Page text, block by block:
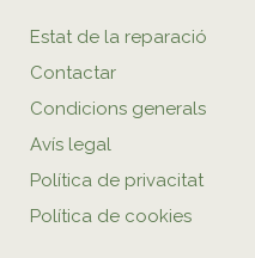
Estat de la reparació
Contactar
Condicions generals
Avís legal
Política de privacitat
Política de cookies